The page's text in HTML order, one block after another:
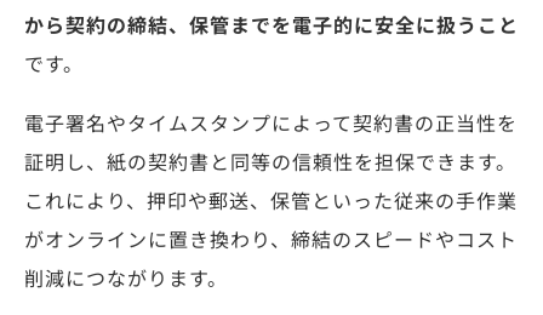
から契約の締結、保管までを電子的に安全に扱うこと
です。
電子署名やタイムスタンプによって契約書の正当性を
証明し、紙の契約書と同等の信頼性を担保できます。
これにより、押印や郵送、保管といった従来の手作業
がオンラインに置き換わり、締結のスピードやコスト
削減につながります。